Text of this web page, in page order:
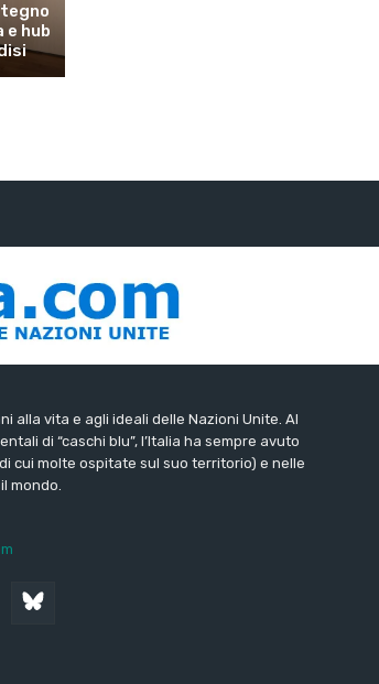
e hub
alla vita e agli ideali delle Nazioni Unite. Al
di “caschi blu”, l’Italia ha sempre avuto
cui molte ospitate sul suo territorio) e nelle
mondo.